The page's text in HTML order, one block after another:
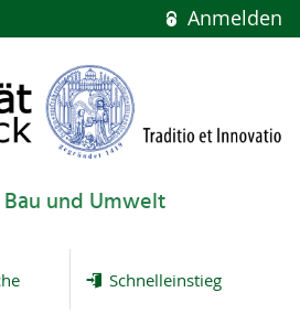
Anmelden
und Umwelt
Schnelleinstieg